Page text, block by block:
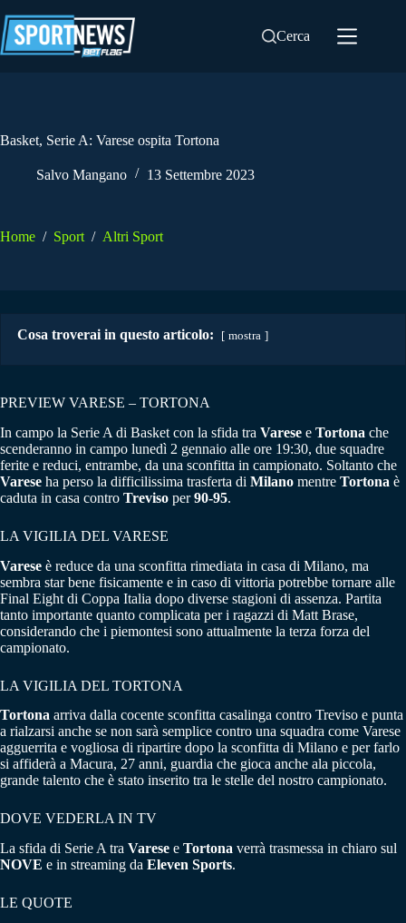
al
contenuto
Cerca
Basket, Serie A: Varese ospita Tortona
Salvo Mangano 13 Settembre 2023
Home / Sport / Altri Sport
Cosa troverai in questo articolo: mostra
PREVIEW VARESE – TORTONA
In campo la Serie A di Basket con la sfida tra Varese e Tortona che
scenderanno in campo lunedì 2 gennaio alle ore 19:30, due squadre
ferite e reduci, entrambe, da una sconfitta in campionato. Soltanto che
Varese ha perso la difficilissima trasferta di Milano mentre Tortona è
caduta in casa contro Treviso per90-95.
LA VIGILIA DEL VARESE
Varese è reduce da una sconfitta rimediata in casa di Milano, ma
sembra star bene fisicamente e in caso di vittoria potrebbe tornare alle
Final Eight di Coppa Italia dopo diverse stagioni di assenza. Partita
tanto importante quanto complicata per i ragazzi di Matt Brase,
considerando che i piemontesi sono attualmente la terza forza del
campionato.
LA VIGILIA DEL TORTONA
Tortona arriva dalla cocente sconfitta casalinga contro Treviso e punta
a rialzarsi anche se non sarà semplice contro una squadra come Varese
agguerrita e vogliosa di ripartire dopo la sconfitta di Milano e per farlo
si affiderà a Macura, 27 anni, guardia che gioca anche ala piccola,
grande talento che è stato inserito tra le stelle del nostro campionato.
DOVE VEDERLA IN TV
La sfida di Serie A tra Varese e Tortona verrà trasmessa in chiaro sul
NOVE e in streaming da Eleven Sports.
LE QUOTE